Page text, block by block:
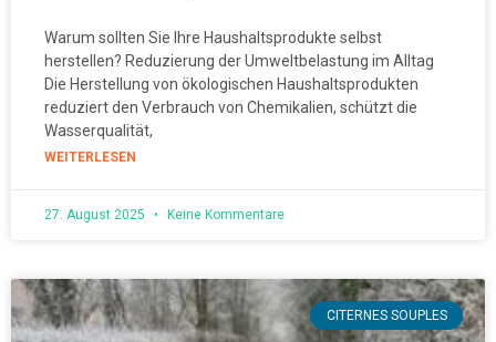
Warum sollten Sie Ihre Haushaltsprodukte selbst
herstellen? Reduzierung der Umweltbelastung im Alltag
Die Herstellung von ökologischen Haushaltsprodukten
reduziert den Verbrauch von Chemikalien, schützt die
Wasserqualität,
WEITERLESEN
27. August 2025 Keine Kommentare
CITERNES SOUPLES